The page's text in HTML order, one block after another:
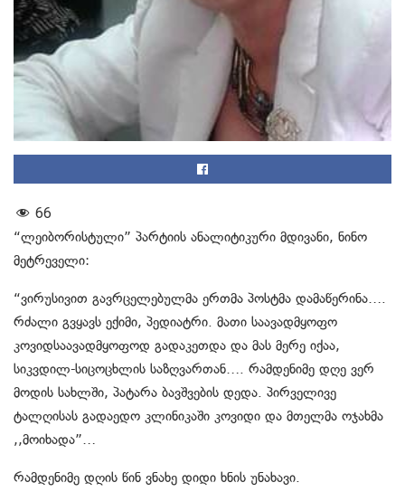
66
“ლეიბორისტული” პარტიის ანალიტიკური მდივანი, ნინო
მეტრეველი:
“ვირუსივით გავრცელებულმა ერთმა პოსტმა დამაწერინა….
რძალი გვყავს ექიმი, პედიატრი. მათი საავადმყოფო
კოვიდსაავადმყოფოდ გადაკეთდა და მას მერე იქაა,
სიკვდილ-სიცოცხლის საზღვართან…. რამდენიმე დღე ვერ
მოდის სახლში, პატარა ბავშვების დედა. პირველივე
ტალღისას გადაედო კლინიკაში კოვიდი და მთელმა ოჯახმა
,,მოიხადა”…
რამდენიმე დღის წინ ვნახე დიდი ხნის უნახავი.